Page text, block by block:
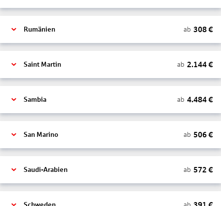
Rumänien ab 308€
Saint Martin ab 2.144€
Sambia ab 4.484€
San Marino ab 506€
Saudi-Arabien ab 572 €
ab